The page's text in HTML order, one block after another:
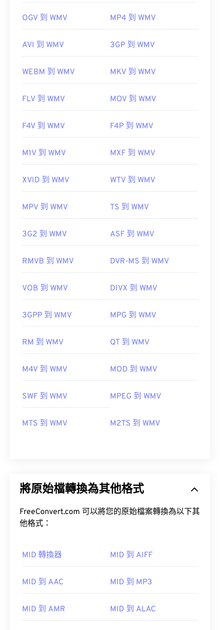
OGV 到 WMV MP4 到 WMV
AVI 到 WMV 3GP 到 WMV
WEBM 到 WMV MKV 到 WMV
FLV 到 WMV MOV 到 WMV
F4V 到 WMV F4P 到 WMV
M1V 到 WMV MXF 到 WMV
XVID 到 WMV WTV 到 WMV
MPV 到 WMV TS 到 WMV
3G2 到 WMV ASF 到 WMV
RMVB 到 WMV DVR-MS 到 WMV
VOB 到 WMV DIVX 到 WMV
3GPP 到 WMV MPG 到 WMV
RM 到 WMV QT 到 WMV
M4V 到 WMV MOD 到 WMV
SWF 到 WMV MPEG 到 WMV
MTS 到 WMV M2TS 到 WMV
將原始檔轉換為其他格式
FreeConvert.com 可以將您的原始檔案轉換為以下其
他格式：
MID 轉換器 MID 到 AIFF
MID 到 AAC MID 到 MP3
MID 到 AMR MID 到 ALAC